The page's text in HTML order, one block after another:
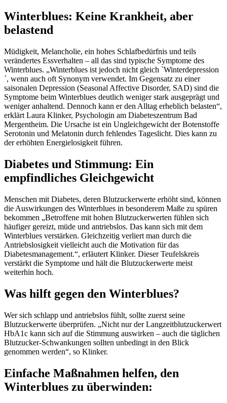
Winterblues: Keine Krankheit, aber
belastend
Müdigkeit, Melancholie, ein hohes Schlafbedürfnis und teils
verändertes Essverhalten – all das sind typische Symptome des
Winterblues. „Winterblues ist jedoch nicht gleich `Winterdepression
´, wenn auch oft Synonym verwendet. Im Gegensatz zu einer
saisonalen Depression (Seasonal Affective Disorder, SAD) sind die
Symptome beim Winterblues deutlich weniger stark ausgeprägt und
weniger anhaltend. Dennoch kann er den Alltag erheblich belasten“,
erklärt Laura Klinker, Psychologin am Diabeteszentrum Bad
Mergentheim. Die Ursache ist ein Ungleichgewicht der Botenstoffe
Serotonin und Melatonin durch fehlendes Tageslicht. Dies kann zu
der erhöhten Energielosigkeit führen.
Diabetes und Stimmung: Ein
empfindliches Gleichgewicht
Menschen mit Diabetes, deren Blutzuckerwerte erhöht sind, können
die Auswirkungen des Winterblues in besonderem Maße zu spüren
bekommen „Betroffene mit hohen Blutzuckerwerten fühlen sich
häufiger gereizt, müde und antriebslos. Das kann sich mit dem
Winterblues verstärken. Gleichzeitig verliert man durch die
Antriebslosigkeit vielleicht auch die Motivation für das
Diabetesmanagement.“, erläutert Klinker. Dieser Teufelskreis
verstärkt die Symptome und hält die Blutzuckerwerte meist
weiterhin hoch.
Was hilft gegen den Winterblues?
Wer sich schlapp und antriebslos fühlt, sollte zuerst seine
Blutzuckerwerte überprüfen. „Nicht nur der Langzeitblutzuckerwert
HbA1c kann sich auf die Stimmung auswirken – auch die täglichen
Blutzucker-Schwankungen sollten unbedingt in den Blick
genommen werden“, so Klinker.
Einfache Maßnahmen helfen, den
Winterblues zu überwinden: